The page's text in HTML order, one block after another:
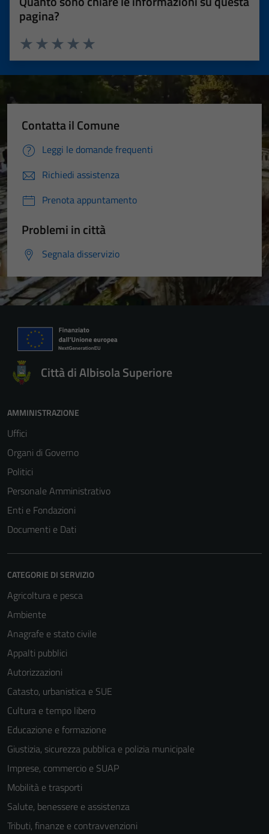
pagina?
Valuta 5 stelle su 5
Valuta 4 stelle su 5
Valuta 3 stelle su 5
Valuta 2 stelle su 5
Valuta 1 stelle su 5
Contatta il Comune
Leggi le domande frequenti
Richiedi assistenza
Prenota appuntamento
Problemi in città
Segnala disservizio
Città di Albisola Superiore
AMMINISTRAZIONE
Uffici
Organi di Governo
Politici
Personale Amministrativo
Enti e Fondazioni
Documenti e Dati
CATEGORIE DI SERVIZIO
Agricoltura e pesca
Ambiente
Anagrafe e stato civile
Appalti pubblici
Autorizzazioni
Catasto, urbanistica e SUE
Cultura e tempo libero
Educazione e formazione
Giustizia, sicurezza pubblica e polizia municipale
Imprese, commercio e SUAP
Mobilità e trasporti
Salute, benessere e assistenza
Tributi, finanze e contravvenzioni